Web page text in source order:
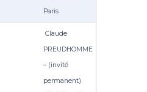
Paris
Claude
PREUDHOMME
– (invité
permanent)